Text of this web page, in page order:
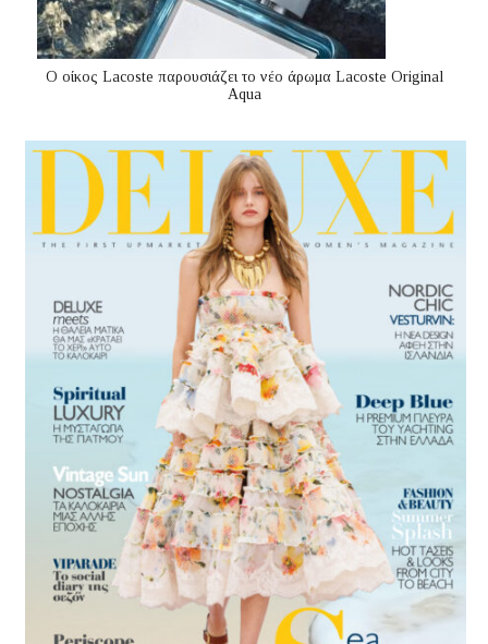
Ο οίκος Lacoste παρουσιάζει το νέο άρωμα Lacoste Original
Aqua